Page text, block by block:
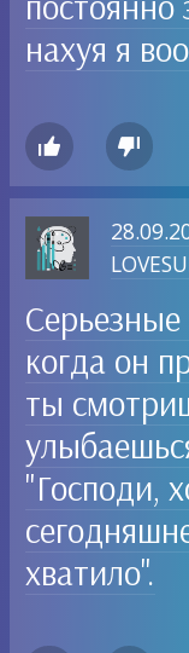
нахуя я
 
когда он
ты
"Господи,
хватило".